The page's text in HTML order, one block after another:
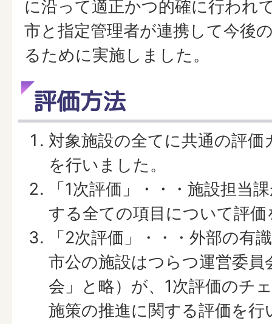
に沿って適正かつ的確に行われ
市と指定管理者が連携して今後
るために実施しました。
評価方法
対象施設の全てに共通の評
を行いました。
「1次評価」・・・施設担当
する全ての項目について評
「2次評価」・・・外部の有
市公の施設はつらつ運営委員
会」と略）が、1次評価のチ
施策の推進に関する評価を